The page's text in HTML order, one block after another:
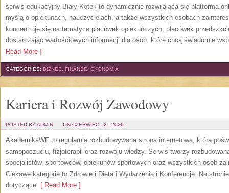
serwis edukacyjny Biały Kotek to dynamicznie rozwijająca się platforma
myślą o opiekunach, nauczycielach, a także wszystkich osobach
koncentruje się na tematyce placówek opiekuńczych, placówek
dostarczając wartościowych informacji dla osób, które chcą świadomie
Read More ]
CATEGORIES: BIZNES, FINANSE, EKONOMIA
Kariera i Rozwój Zawodowy
POSTED BY ADMIN ON CZERWIEC - 2 - 2026
AkademikaWF to regularnie rozbudowywana strona internetowa, która
samopoczuciu, fizjoterapii oraz rozwoju wiedzy. Serwis tworzy
specjalistów, sportowców, opiekunów sportowych oraz wszystkich osób
Ciekawe kategorie to Zdrowie i Dieta i Wydarzenia i Konferencje. Na
dotyczące [ Read More ]